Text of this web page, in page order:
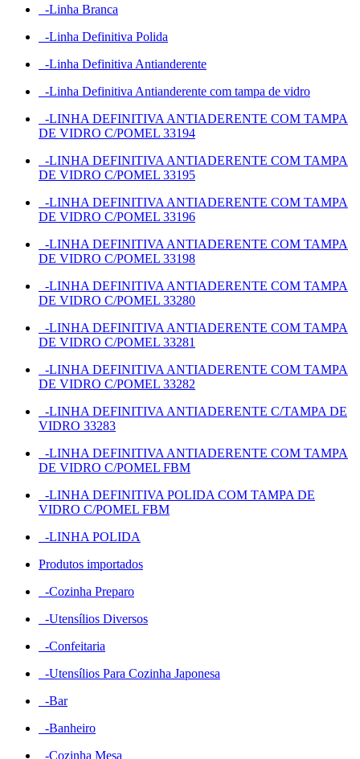
-Linha Branca
-Linha Definitiva Polida
-Linha Definitiva Antianderente
-Linha Definitiva Antianderente com tampa de vidro
-LINHA DEFINITIVA ANTIADERENTE COM TAMPA
DE VIDRO C/POMEL 33194
-LINHA DEFINITIVA ANTIADERENTE COM TAMPA
DE VIDRO C/POMEL 33195
-LINHA DEFINITIVA ANTIADERENTE COM TAMPA
DE VIDRO C/POMEL 33196
-LINHA DEFINITIVA ANTIADERENTE COM TAMPA
DE VIDRO C/POMEL 33198
-LINHA DEFINITIVA ANTIADERENTE COM TAMPA
DE VIDRO C/POMEL 33280
-LINHA DEFINITIVA ANTIADERENTE COM TAMPA
DE VIDRO C/POMEL 33281
-LINHA DEFINITIVA ANTIADERENTE COM TAMPA
DE VIDRO C/POMEL 33282
-LINHA DEFINITIVA ANTIADERENTE C/TAMPA DE
VIDRO 33283
-LINHA DEFINITIVA ANTIADERENTE COM TAMPA
DE VIDRO C/POMEL FBM
-LINHA DEFINITIVA POLIDA COM TAMPA DE
VIDRO C/POMEL FBM
-LINHA POLIDA
Produtos importados
-Cozinha Preparo
-Utensílios Diversos
-Confeitaria
-Utensílios Para Cozinha Japonesa
-Bar
-Banheiro
-Cozinha Mesa